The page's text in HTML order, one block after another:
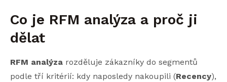
Co je RFM analýza a proč ji
dělat
RFM analýza rozděluje zákazníky do segmentů
podle tří kritérií: kdy naposledy nakoupili (Recency),